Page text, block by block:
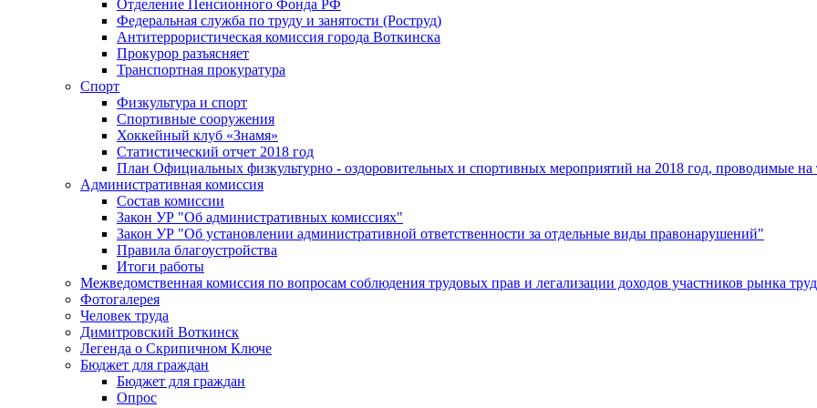
Отделение Пенсионного Фонда РФ
Федеральная служба по труду и занятости (Роструд)
Антитеррористическая комиссия города Воткинска
Прокурор разъясняет
Транспортная прокуратура
Спорт
Физкультура и спорт
Спортивные сооружения
Хоккейный клуб «Знамя»
Статистический отчет 2018 год
План Официальных физкультурно - оздоровительных и спортивных мероприятий на 2018 год, проводимые
Административная комиссия
Состав комиссии
Закон УР "Об административных комиссиях"
Закон УР "Об установлении административной ответственности за отдельные виды правонарушений"
Правила благоустройства
Итоги работы
Межведомственная комиссия по вопросам соблюдения трудовых прав и легализации доходов участников рынка
Фотогалерея
Человек труда
Димитровский Воткинск
Легенда о Скрипичном Ключе
Бюджет для граждан
Бюджет для граждан
Опрос